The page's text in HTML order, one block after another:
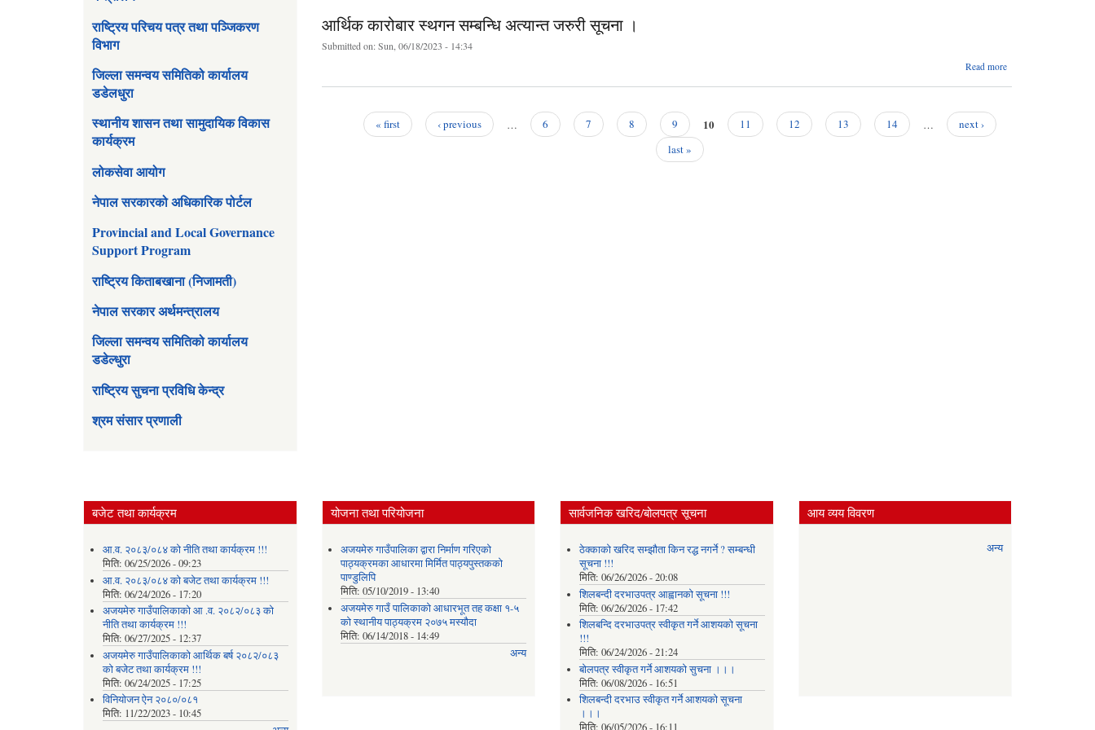
राष्ट्रिय परिचय पत्र तथा पञ्जिकरण
विभाग
जिल्ला समन्वय समितिको कार्यालय
डडेलधुरा
स्थानीय शासन तथा सामुदायिक विकास
कार्यक्रम
लोकसेवा आयोग
नेपाल सरकारको अधिकारिक पोर्टल
Provincial and Local Governance
Support Program
राष्ट्रिय किताबखाना (निजामती)
नेपाल सरकार अर्थमन्त्रालय
जिल्ला समन्वय समितिको कार्यालय
डडेल्धुरा
राष्ट्रिय सुचना प्रविधि केन्द्र
श्रम संसार प्रणाली
आर्थिक कारोबार स्थगन सम्बन्धि अत्यान्त जरुरी सूचना ।
Submitted on:Sun, 06/18/2023 - 14:34
Read more
« first ‹ previous … 6 7 8 9 10 11 12 13 14 …
next ›
last »
बजेट तथा कार्यक्रम
आ.व. २०८३/०८४ को नीति तथा कार्यक्रम !!!
मिति: 06/25/2026 - 09:23
आ.व. २०८३/०८४ को बजेट तथा कार्यक्रम !!!
मिति: 06/24/2026 - 17:20
अजयमेरु गाउँपालिकाको आ .व. २०८२/०८३ को
नीति तथा कार्यक्रम !!!
मिति: 06/27/2025 - 12:37
अजयमेरु गाउँपालिकाको आर्थिक बर्ष २०८२/०८३
को बजेट तथा कार्यक्रम !!!
मिति: 06/24/2025 - 17:25
विनियोजन ऐन २०८०/०८१
मिति: 11/22/2023 - 10:45
योजना तथा परियोजना
अजयमेरु गाउँपालिका द्वारा निर्माण गरिएको
पाठ्यक्रमका आधारमा मिर्मित पाठ्यपुस्तकको
पाण्डुलिपि
मिति:05/10/2019 - 13:40
अजयमेरु गाउँ पालिकाको आधारभूत तह कक्षा १-५
को स्थानीय पाठ्यक्रम २०७५ मस्यौदा
मिति:06/14/2018 - 14:49
अन्य
सार्वजनिक खरिद/बोलपत्र सूचना
ठेक्काको खरिद सम्झौता किन रद्ध नगर्ने ? सम्बन्धी
सूचना !!!
मिति: 06/26/2026 - 20:08
शिलबन्दी दरभाउपत्र आह्वानको सूचना !!!
मिति: 06/26/2026 - 17:42
शिलबन्दि दरभाउपत्र स्वीकृत गर्ने आशयकाे सूचना
!!!
मिति: 06/24/2026 - 21:24
बोलपत्र स्वीकृत गर्ने आशयको सुचना ।।।
मिति: 06/08/2026 - 16:51
शिलबन्दी दरभाउ स्वीकृत गर्ने आशयको सूचना
।।।
आय व्यय विवरण
अन्य